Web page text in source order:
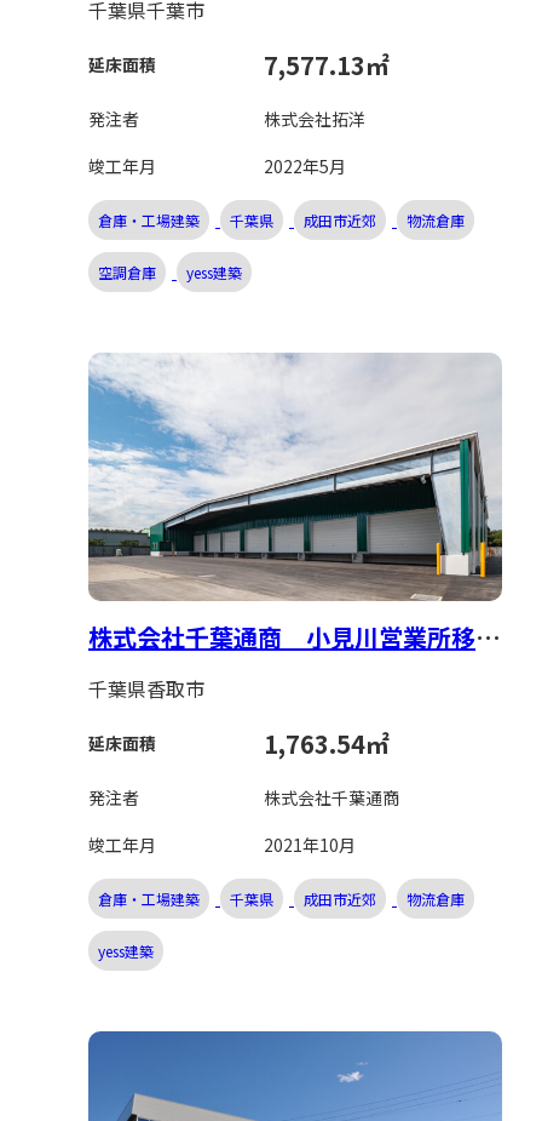
千葉県千葉市
延床面積 7,577.13㎡
発注者
株式会社拓洋
竣工年月
2022年5月
倉庫・工場建築 千葉県 成田市近郊 物流倉庫
空調倉庫 yess建築
株式会社千葉通商 小見川営業所移転
新築工事
千葉県香取市
延床面積 1,763.54㎡
発注者
株式会社千葉通商
竣工年月
2021年10月
倉庫・工場建築 千葉県 成田市近郊 物流倉庫
yess建築